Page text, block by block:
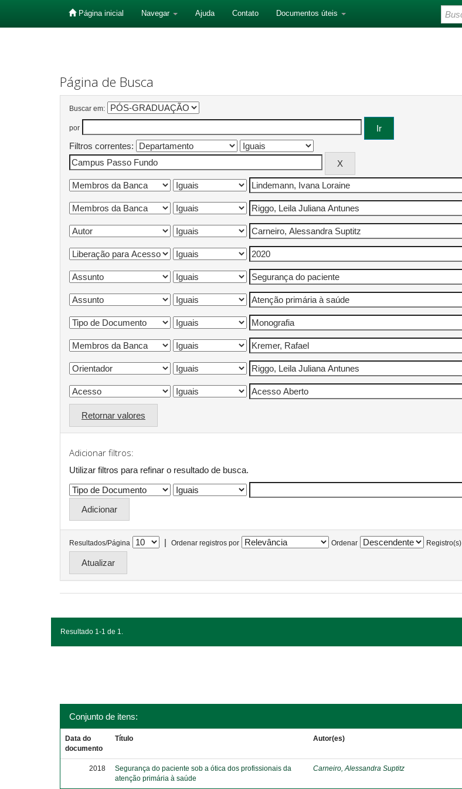
Página inicial Navegar Ajuda Contato Documentos úteis
Página de Busca
Buscar em:
por
Filtros correntes:
Retornar valores
Adicionar filtros:
Utilizar filtros para refinar o resultado de busca.
Resultados/Página | Ordenar registros por Ordenar Registro(s)
Resultado 1-1 de 1.
Conjunto de itens:
Data do
documento
Título Autor(es)
2018
Segurança do paciente sob a ótica dos profissionais da
atenção primária à saúde
Carneiro, Alessandra Suptitz